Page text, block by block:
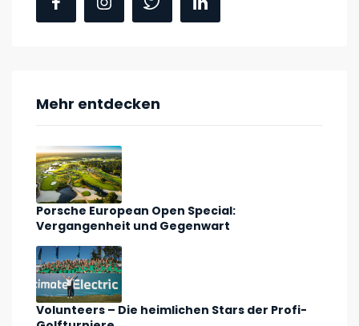
Mehr entdecken
Porsche European Open Special:
Vergangenheit und Gegenwart
Volunteers – Die heimlichen Stars der Profi-